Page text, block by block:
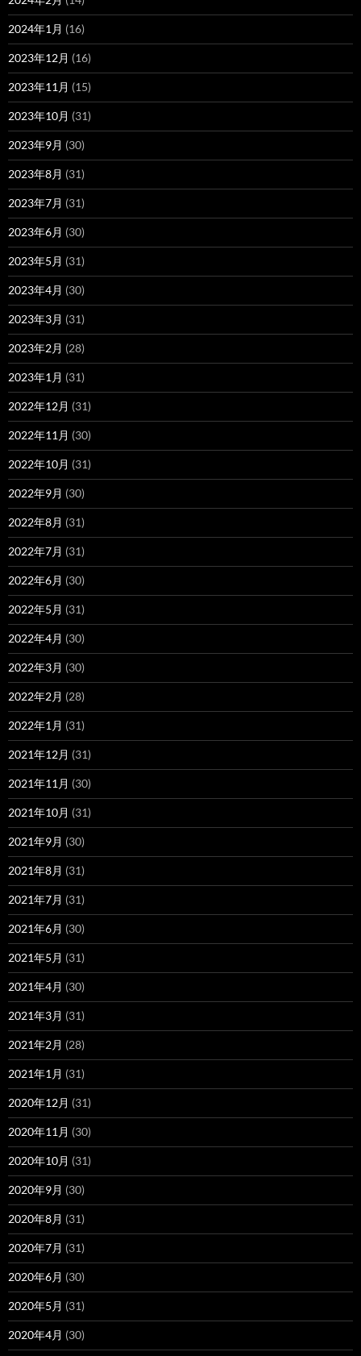
2024年1月 (16)
2023年12月 (16)
2023年11月 (15)
2023年10月 (31)
2023年9月 (30)
2023年8月 (31)
2023年7月 (31)
2023年6月 (30)
2023年5月 (31)
2023年4月 (30)
2023年3月 (31)
2023年2月 (28)
2023年1月 (31)
2022年12月 (31)
2022年11月 (30)
2022年10月 (31)
2022年9月 (30)
2022年8月 (31)
2022年7月 (31)
2022年6月 (30)
2022年5月 (31)
2022年4月 (30)
2022年3月 (30)
2022年2月 (28)
2022年1月 (31)
2021年12月 (31)
2021年11月 (30)
2021年10月 (31)
2021年9月 (30)
2021年8月 (31)
2021年7月 (31)
2021年6月 (30)
2021年5月 (31)
2021年4月 (30)
2021年3月 (31)
2021年2月 (28)
2021年1月 (31)
2020年12月 (31)
2020年11月 (30)
2020年10月 (31)
2020年9月 (30)
2020年8月 (31)
2020年7月 (31)
2020年6月 (30)
2020年5月 (31)
2020年4月 (30)